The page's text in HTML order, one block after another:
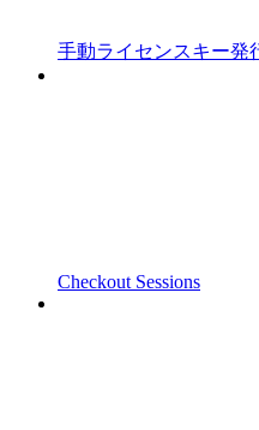
手動ライセンスキー発
Checkout Sessions